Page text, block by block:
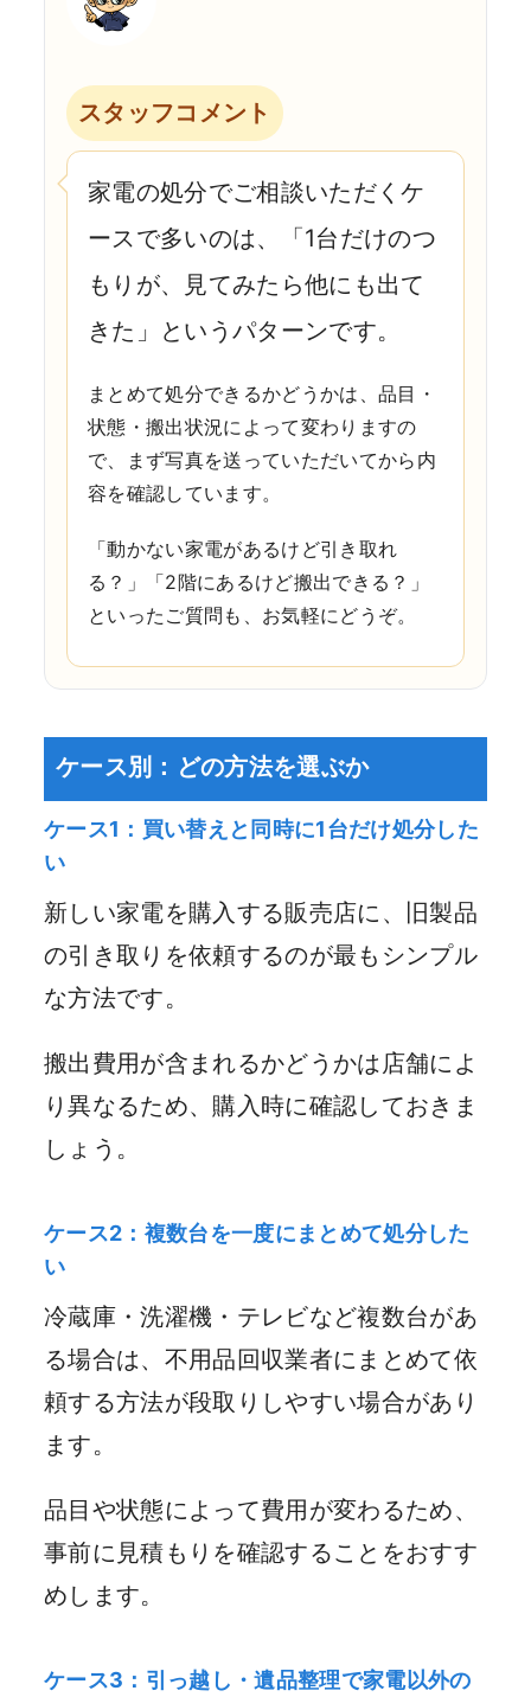
スタッフコメント
家電の処分でご相談いただくケ
ースで多いのは、「1台だけのつ
もりが、見てみたら他にも出て
きた」というパターンです。
まとめて処分できるかどうかは、品目・
状態・搬出状況によって変わりますの
で、まず写真を送っていただいてから内
容を確認しています。
「動かない家電があるけど引き取れ
る？」「2階にあるけど搬出できる？」
といったご質問も、お気軽にどうぞ。
ケース別：どの方法を選ぶか
ケース1：買い替えと同時に1台だけ処分した
い
新しい家電を購入する販売店に、旧製品
の引き取りを依頼するのが最もシンプル
な方法です。
搬出費用が含まれるかどうかは店舗によ
り異なるため、購入時に確認しておきま
しょう。
ケース2：複数台を一度にまとめて処分した
い
冷蔵庫・洗濯機・テレビなど複数台があ
る場合は、不用品回収業者にまとめて依
頼する方法が段取りしやすい場合があり
ます。
品目や状態によって費用が変わるため、
事前に見積もりを確認することをおすす
めします。
ケース3：引っ越し・遺品整理で家電以外の